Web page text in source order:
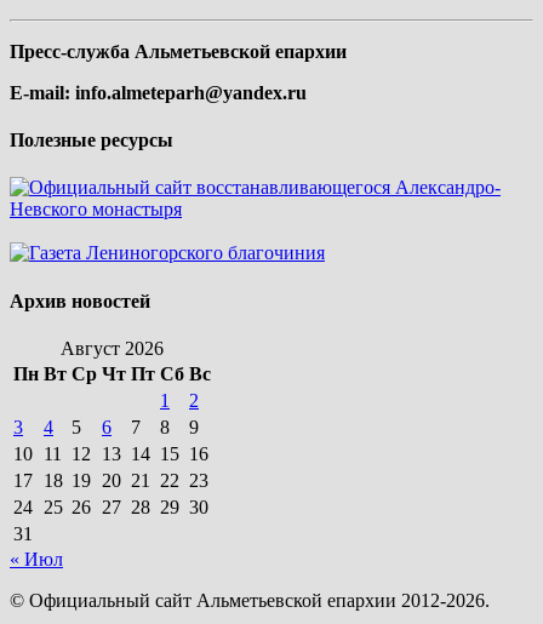
Пресс-служба Альметьевской епархии
E-mail: info.almeteparh@yandex.ru
Полезные ресурсы
Архив новостей
Август 2026
Пн Вт Ср Чт Пт Сб Вс
1
2
3
4 5 6 7 8
9
10 11 12 13 14 15 16
17 18 19 20 21 22 23
24 25 26 27 28 29 30
31
« Июл
© Официальный сайт Альметьевской епархии 2012-2026.